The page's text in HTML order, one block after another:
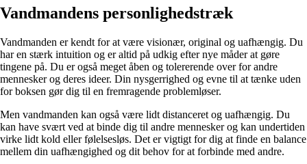
Vandmandens personlighedstræk
Vandmanden er kendt for at være visionær, original og uafhængig. Du
har en stærk intuition og er altid på udkig efter nye måder at gøre
tingene på. Du er også meget åben og tolererende over for andre
mennesker og deres ideer. Din nysgerrighed og evne til at tænke uden
for boksen gør dig til en fremragende problemløser.
Men vandmanden kan også være lidt distanceret og uafhængig. Du
kan have svært ved at binde dig til andre mennesker og kan undertiden
virke lidt kold eller følelsesløs. Det er vigtigt for dig at finde en balance
mellem din uafhængighed og dit behov for at forbinde med andre.